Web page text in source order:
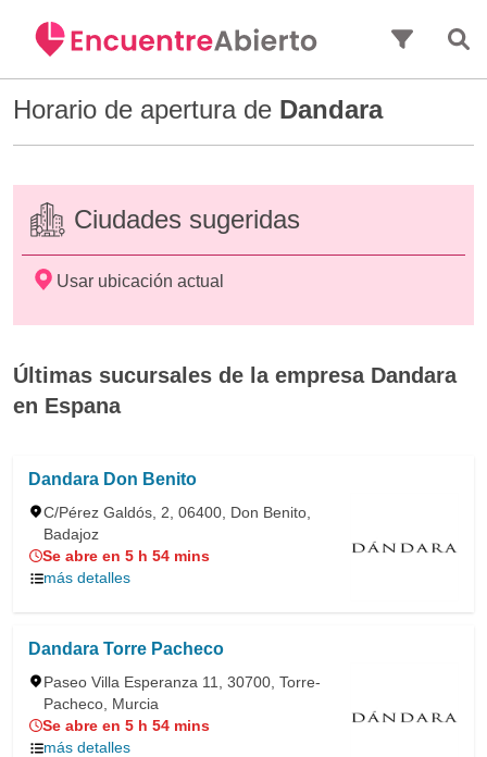
Horario de apertura de Dandara
Ciudades sugeridas
Usar ubicación actual
Últimas sucursales de la empresa Dandara
en Espana
Dandara Don Benito
C/Pérez Galdós, 2, 06400, Don Benito,
Badajoz
Se abre en 5 h 54 mins
más detalles
Dandara Torre Pacheco
Paseo Villa Esperanza 11, 30700, Torre-
Pacheco, Murcia
Se abre en 5 h 54 mins
más detalles